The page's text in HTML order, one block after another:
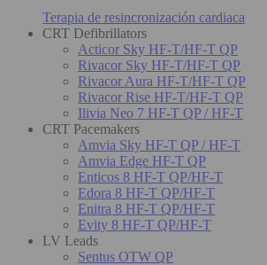
Terapia de resincronización cardiaca
CRT Defibrillators
Acticor Sky HF-T/HF-T QP
Rivacor Sky HF-T/HF-T QP
Rivacor Aura HF-T/HF-T QP
Rivacor Rise HF-T/HF-T QP
Ilivia Neo 7 HF-T QP / HF-T
CRT Pacemakers
Amvia Sky HF-T QP / HF-T
Amvia Edge HF-T QP
Enticos 8 HF-T QP/HF-T
Edora 8 HF-T QP/HF-T
Enitra 8 HF-T QP/HF-T
Evity 8 HF-T QP/HF-T
LV Leads
Sentus OTW QP